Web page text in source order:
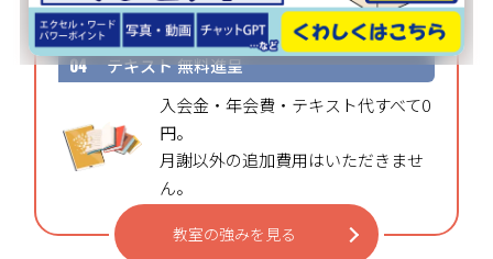
安心です。
04 テキスト 無料進呈
入会金・年会費・テキスト代すべて0
円。
月謝以外の追加費用はいただきませ
ん。
教室の強みを見る